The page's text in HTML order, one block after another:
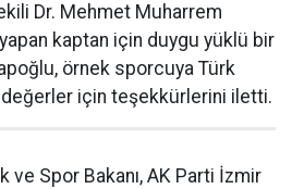
Dr. Mehmet Muharrem
kaptan için duygu yüklü bir
örnek sporcuya Türk
için teşekkürlerini iletti.
ve Spor Bakanı, AK Parti İzmir